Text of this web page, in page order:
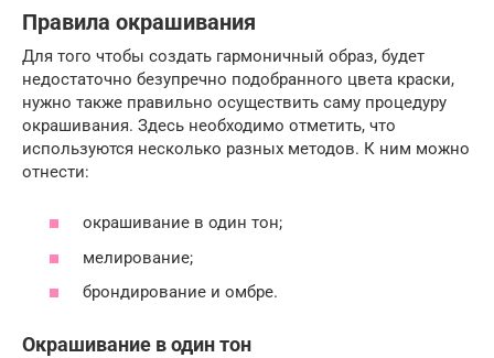
Правила окрашивания
Для того чтобы создать гармоничный образ, будет
недостаточно безупречно подобранного цвета краски,
нужно также правильно осуществить саму процедуру
окрашивания. Здесь необходимо отметить, что
используются несколько разных методов. К ним можно
отнести:
окрашивание в один тон;
мелирование;
брондирование и омбре.
Окрашивание в один тон